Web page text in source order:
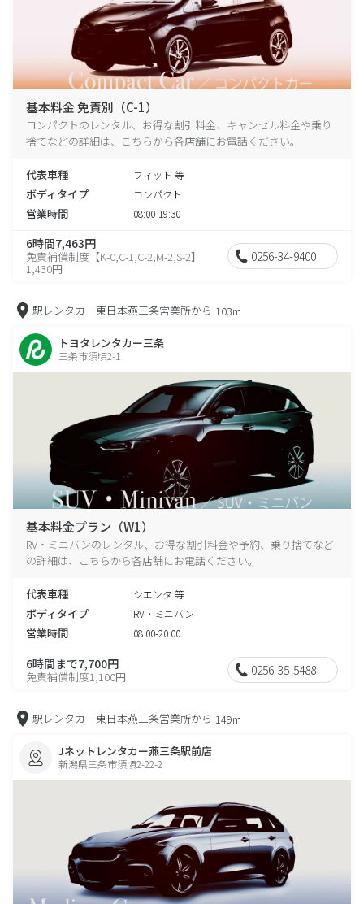
基本料金 免責別（C-1）
コンパクトのレンタル、お得な割引料金、キャンセル料金や乗り
捨てなどの詳細は、こちらから各店舗にお電話ください。
代表車種 フィット 等
ボディタイプ コンパクト
営業時間 08:00-19:30
6時間7,463円
免責補償制度【K-0,C-1,C-2,M-2,S-2】
1,430円
0256-34-9400
駅レンタカー東日本燕三条営業所から 103m
トヨタレンタカー三条
三条市須頃2-1
基本料金プラン（W1）
RV・ミニバンのレンタル、お得な割引料金や予約、乗り捨てなど
の詳細は、こちらから各店舗にお電話ください。
代表車種 シエンタ 等
ボディタイプ RV・ミニバン
営業時間 08:00-20:00
6時間まで7,700円
免責補償制度1,100円 0256-35-5488
駅レンタカー東日本燕三条営業所から 149m
Jネットレンタカー燕三条駅前店
新潟県三条市須頃2-22-2